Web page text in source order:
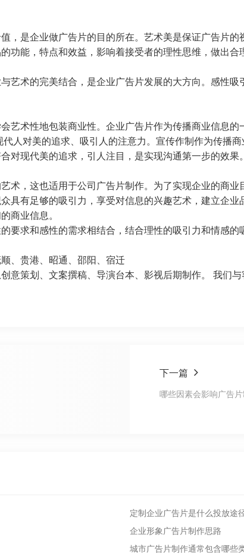
，是企业做广告片的目的所在。艺术美是保证广告片
功能，特点和效益，影响着接受者的理性思维，做出合
艺术的完美结合，是企业广告片发展的大方向。感性
艺术性地包装商业性。企业广告片作为传播商业信息
人对美的追求、吸引人的注意力。宣传作制作为传播
对现代美的追求，引人注目，是实现沟通第一步的效果。
术，这也适用于公司广告片制作。为了实现企业的商
具有足够的吸引力，享受对信息的兴趣艺术，建立企
商业信息。
要求和感性的需求相结合，结合理性的吸引力和情感
、贵港、昭通、邵阳、 宿迁
创意策划、文案撰稿、导演台本、影视后期制作。 我们
下一篇
哪些因素会影响广告
定制企业广告片是什么投放途
企业形象广告片制作思路
城市广告片制作通常包含哪些